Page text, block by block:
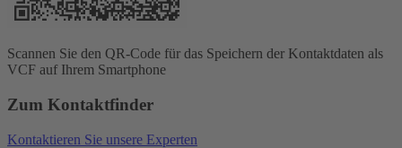
Scannen Sie den QR-Code für das Speichern der Kontaktdaten als
VCF auf Ihrem Smartphone
Zum Kontaktfinder
Kontaktieren Sie unsere Experten